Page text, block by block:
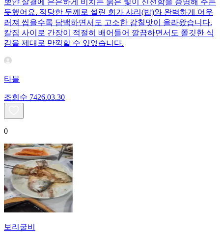
뽀얀 살결에 은은하게 비치는 붉은 빛이 신선함을 증명해 주는
듯했어요. 적당한 두께로 썰린 회가 샤리(밥)와 완벽하게 어우
러져 씹을수록 담백하면서도 고소한 감칠맛이 올라왔습니다.
칼집 사이로 간장이 적절히 배어들어 깔끔하면서도 쫄깃한 식
감을 제대로 만끽할 수 있었습니다.
타블
조회수 7426.03.30
0
보리굴비